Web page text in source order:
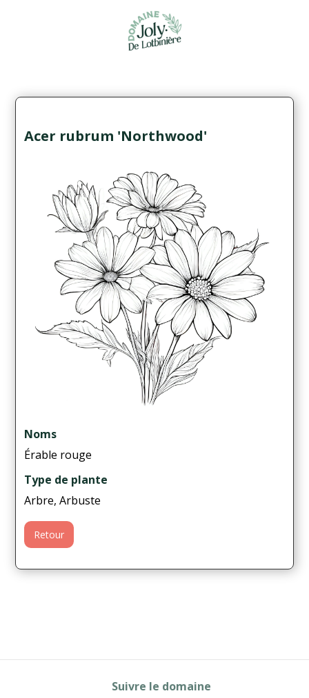
Acer rubrum 'Northwood'
Noms
Érable rouge
Type de plante
Arbre, Arbuste
Retour
Suivre le domaine